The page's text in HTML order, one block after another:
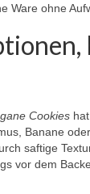
Ware ohne
Cookies
Banane
saftige
vor dem